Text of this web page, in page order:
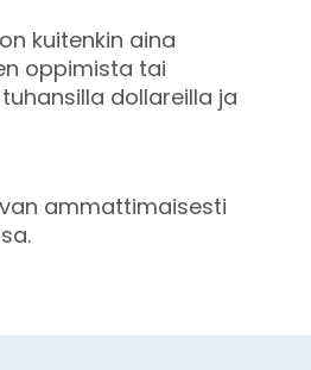
kuitenkin aina
oppimista tai
dollareilla ja
ammattimaisesti